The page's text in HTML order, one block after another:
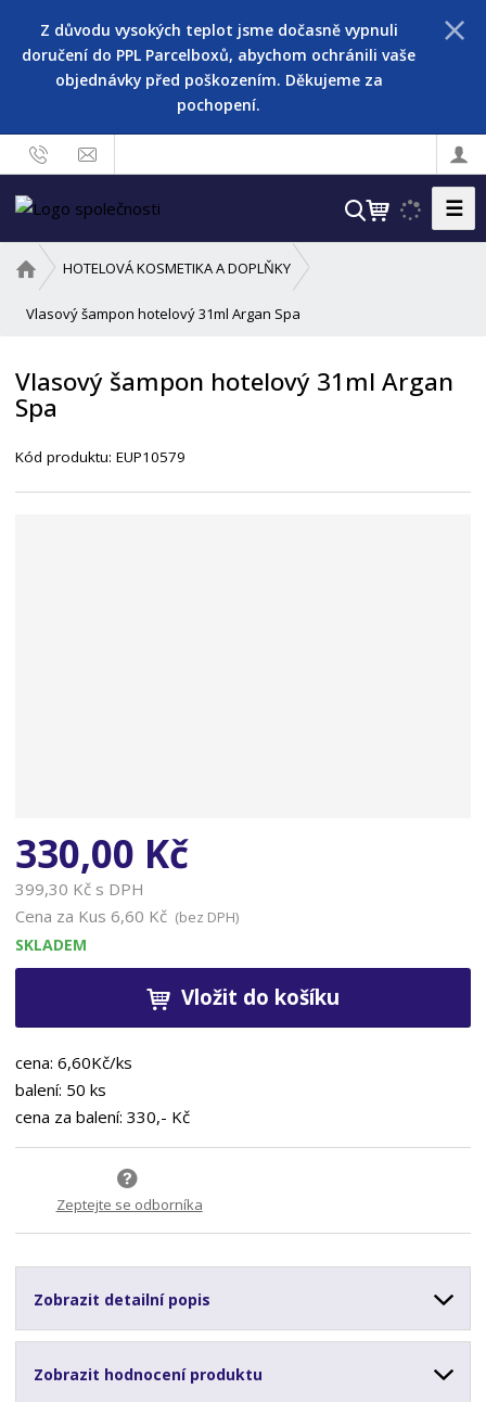
Z důvodu vysokých teplot jsme dočasně vypnuli
doručení do PPL Parcelboxů, abychom ochránili vaše
objednávky před poškozením. Děkujeme za
pochopení.
V
a
t
☰
v
o
í
s
r
HOTELOVÁ KOSMETIKA A DOPLŇKY
Vlasový šampon hotelový 31ml Argan Spa
Vlasový šampon hotelový 31ml Argan
Spa
Kód produktu:EUP10579
330,00 Kč
399,30 Kč s DPH
Cena za Kus 6,60 Kč (bez DPH)
SKLADEM
Vložit do košíku
cena: 6,60Kč/ks
balení: 50 ks
cena za balení: 330,- Kč
Zeptejte se odborníka
Zobrazit detailní popis
Zobrazit hodnocení produktu